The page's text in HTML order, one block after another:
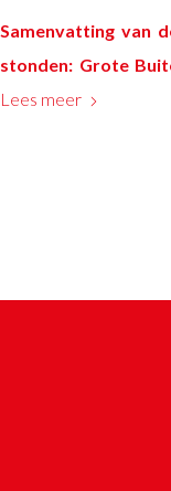
Samenvatting van
stonden: Grote
Lees meer